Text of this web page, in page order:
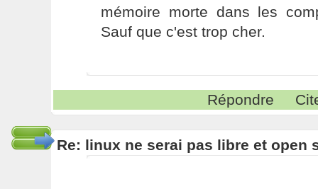
mémoire morte dans les
Sauf que c'est trop cher.
Répondre
Re: linux ne serai pas libre et open